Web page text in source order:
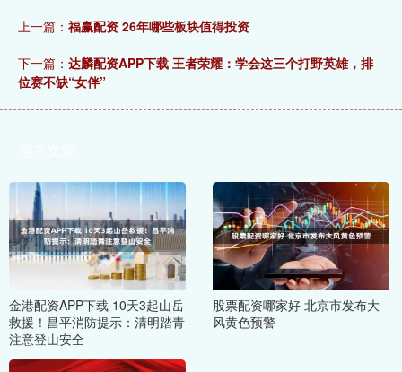
上一篇： 福赢配资 26年哪些板块值得投资
下一篇： 达麟配资APP下载 王者荣耀：学会这三个打野英雄，排
位赛不缺“女伴”
金港配资APP下载 10天3起山岳
救援！昌平消防提示：清明踏青
注意登山安全
股票配资哪家好 北京市发布大
风黄色预警